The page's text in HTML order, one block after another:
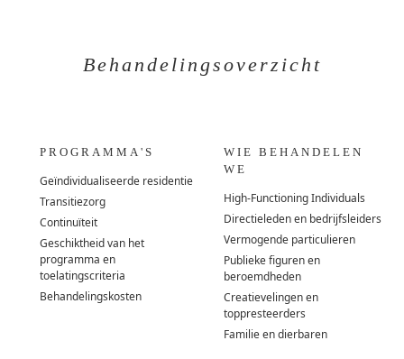
Behandelingsoverzicht
PROGRAMMA'S
Geïndividualiseerde residentie
Transitiezorg
Continuïteit
Geschiktheid van het
programma en
toelatingscriteria
Behandelingskosten
WIE BEHANDELEN
WE
High-Functioning Individuals
Directieleden en bedrijfsleiders
Vermogende particulieren
Publieke figuren en
beroemdheden
Creatievelingen en
toppresteerders
Familie en dierbaren